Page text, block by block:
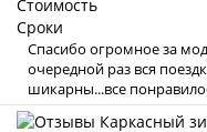
Стоимость
Сроки
Спасибо огромное за
очередной раз вся
шикарны...все